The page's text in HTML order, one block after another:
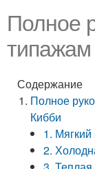
Полное
Содержание
Полное
Кибби
1. Мягкий
2.